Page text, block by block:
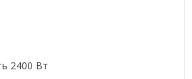
2400 Вт